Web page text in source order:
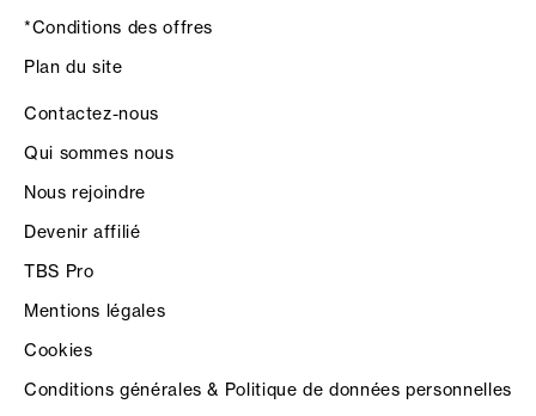
*Conditions des offres
Plan du site
Contactez-nous
Qui sommes nous
Nous rejoindre
Devenir affilié
TBS Pro
Mentions légales
Cookies
Conditions générales & Politique de données personnelles